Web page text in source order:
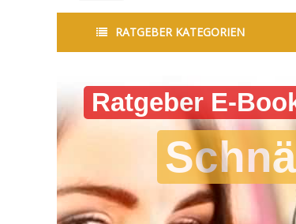
RATGEBER KATEGORIEN
Lernen Sie die